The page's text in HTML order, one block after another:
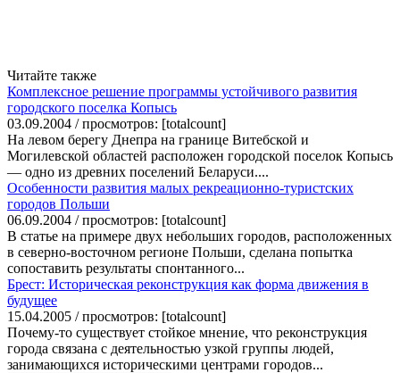
Читайте также
Комплексное решение программы устойчивого развития
городского поселка Копысь
03.09.2004 / просмотров: [totalcount]
На левом берегу Днепра на границе Витебской и
Могилевской областей расположен городской поселок Копысь
— одно из древних поселений Беларуси....
Особенности развития малых рекреационно-туристских
городов Польши
06.09.2004 / просмотров: [totalcount]
В статье на примере двух небольших городов, расположенных
в северно-восточном регионе Польши, сделана попытка
сопоставить результаты спонтанного...
Брест: Историческая реконструкция как форма движения в
будущее
15.04.2005 / просмотров: [totalcount]
Почему-то существует стойкое мнение, что реконструкция
города связана с деятельностью узкой группы людей,
занимающихся историческими центрами городов...